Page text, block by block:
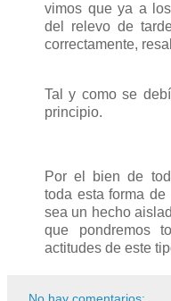
vimos que ya a
del relevo de
correctamente,
Tal y como se
principio.
Por el bien de
toda esta forma
sea un hecho
que pondremos
actitudes de este
No hay comentarios: